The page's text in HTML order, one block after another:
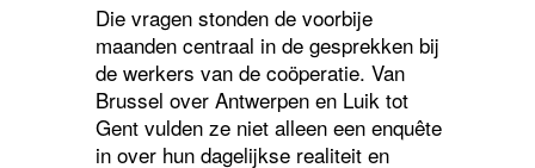
Die vragen stonden de voorbije
maanden centraal in de gesprekken bij
de werkers van de coöperatie. Van
Brussel over Antwerpen en Luik tot
Gent vulden ze niet alleen een enquête
in over hun dagelijkse realiteit en